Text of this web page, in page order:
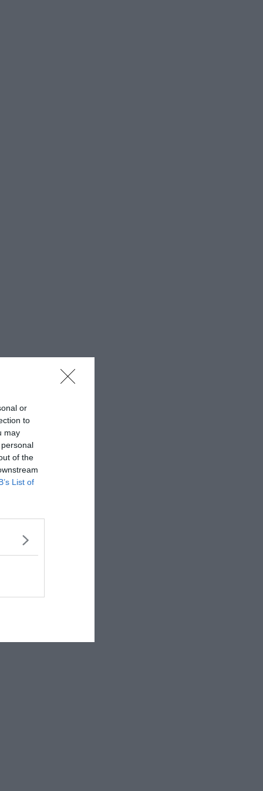
or
to
may
of the
List of